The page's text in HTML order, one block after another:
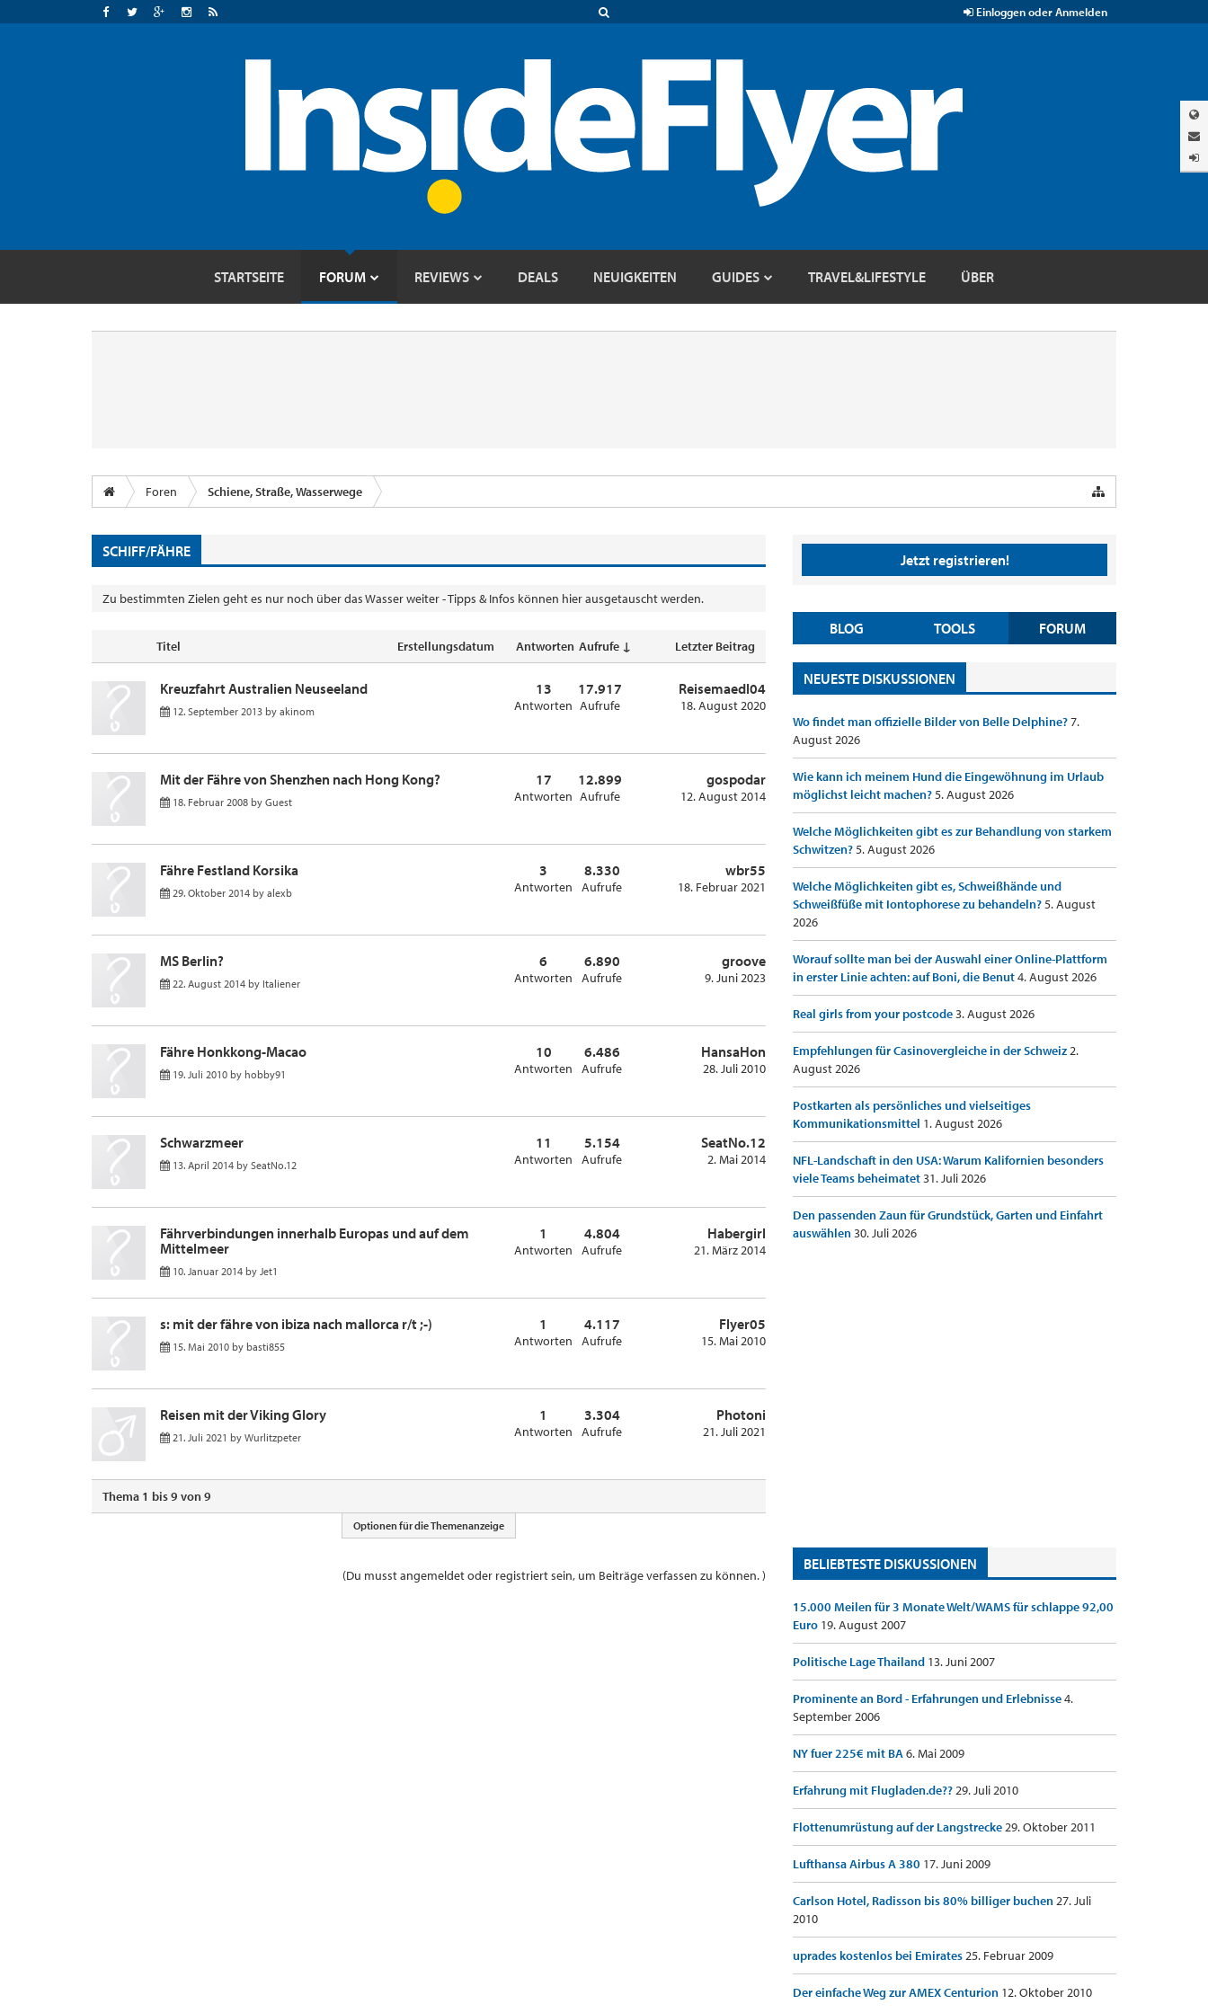
Einloggen oder Anmelden
STARTSEITE FORUM REVIEWS DEALS NEUIGKEITEN GUIDES TRAVEL&LIFESTYLE ÜBER
Foren Schiene, Straße, Wasserwege
SCHIFF/FÄHRE
Zu bestimmten Zielen geht es nur noch über das Wasser weiter - Tipps & Infos können hier ausgetauscht werden.
Titel Erstellungsdatum Antworten Aufrufe ↓ Letzter Beitrag
Kreuzfahrt Australien Neuseeland
12. September 2013 by akinom
13
Antworten
17.917
Aufrufe
Reisemaedl04
18. August 2020
Mit der Fähre von Shenzhen nach Hong Kong?
18. Februar 2008 by Guest
17
Antworten
12.899
Aufrufe
gospodar
12. August 2014
Fähre Festland Korsika
29. Oktober 2014 by alexb
3
Antworten
8.330
Aufrufe
wbr55
18. Februar 2021
MS Berlin?
22. August 2014 by Italiener
6
Antworten
6.890
Aufrufe
groove
9. Juni 2023
Fähre Honkkong-Macao
19. Juli 2010 by hobby91
10
Antworten
6.486
Aufrufe
HansaHon
28. Juli 2010
Schwarzmeer
13. April 2014 by SeatNo.12
11
Antworten
5.154
Aufrufe
SeatNo.12
2. Mai 2014
Fährverbindungen innerhalb Europas und auf dem
Mittelmeer
10. Januar 2014 by Jet1
1
Antworten
4.804
Aufrufe
Habergirl
21. März 2014
s: mit der fähre von ibiza nach mallorca r/t ;-)
15. Mai 2010 by basti855
1
Antworten
4.117
Aufrufe
Flyer05
15. Mai 2010
Reisen mit der Viking Glory
21. Juli 2021 by Wurlitzpeter
1
Antworten
3.304
Aufrufe
Photoni
21. Juli 2021
Thema 1 bis 9 von 9
Optionen für die Themenanzeige
(Du musst angemeldet oder registriert sein, um Beiträge verfassen zu können. )
Jetzt registrieren!
BLOG TOOLS FORUM
NEUESTE DISKUSSIONEN
Wo findet man offizielle Bilder von Belle Delphine?7.
August 2026
Wie kann ich meinem Hund die Eingewöhnung im Urlaub
möglichst leicht machen?5. August 2026
Welche Möglichkeiten gibt es zur Behandlung von starkem
Schwitzen?5. August 2026
Welche Möglichkeiten gibt es, Schweißhände und
Schweißfüße mit Iontophorese zu behandeln?5. August
2026
Worauf sollte man bei der Auswahl einer Online-Plattform
in erster Linie achten: auf Boni, die Benut4. August 2026
Real girls from your postcode3. August 2026
Empfehlungen für Casinovergleiche in der Schweiz2.
August 2026
Postkarten als persönliches und vielseitiges
Kommunikationsmittel 1. August 2026
NFL-Landschaft in den USA: Warum Kalifornien besonders
viele Teams beheimatet31. Juli 2026
Den passenden Zaun für Grundstück, Garten und Einfahrt
auswählen30. Juli 2026
BELIEBTESTE DISKUSSIONEN
15.000 Meilen für 3 Monate Welt/WAMS für schlappe 92,00
Euro 19. August 2007
Politische Lage Thailand 13. Juni 2007
Prominente an Bord - Erfahrungen und Erlebnisse4.
September 2006
NY fuer 225€ mit BA6. Mai 2009
Erfahrung mit Flugladen.de??29. Juli 2010
Flottenumrüstung auf der Langstrecke29. Oktober 2011
Lufthansa Airbus A 380 17. Juni 2009
Carlson Hotel, Radisson bis 80% billiger buchen27. Juli
2010
uprades kostenlos bei Emirates25. Februar 2009
Der einfache Weg zur AMEX Centurion 12. Oktober 2010